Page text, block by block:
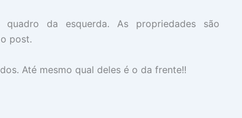
da esquerda. As propriedades são
post.
Até mesmo qual deles é o da frente!!